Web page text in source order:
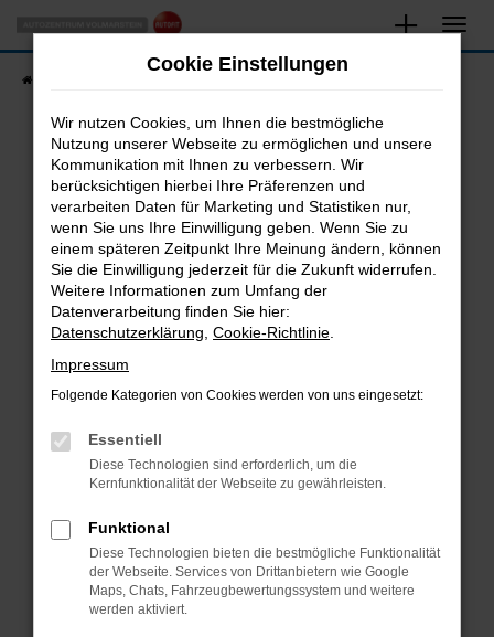
Zum
Hauptinhalt
springen
Fahrzeugsuche
Fehler: Network Error
Beim Laden ist ein Fehler aufgetreten.
Hier sind ein paar Tipps, die dir helfen können:
Überprüfe deine Firewall und deine
Internetverbindung.
Laden andere Webseiten, zum Beispiel deine
Suchmaschine?
Prüfe deine Browsererweiterungen.
können das Laden bestimmter Seiten
verhindern. Funktioniert die Seite in einem
anderen Browser oder in einem privaten
Starte dein Gerät neu.
Das kann manchmal helfen, vorübergehende
Probleme zu beheben.
Cookie Einstellungen
Wir nutzen Cookies, um Ihnen die bestmögliche
Nutzung unserer Webseite zu ermöglichen und unsere
Kommunikation mit Ihnen zu verbessern. Wir
berücksichtigen hierbei Ihre Präferenzen und
verarbeiten Daten für Marketing und Statistiken nur,
wenn Sie uns Ihre Einwilligung geben. Wenn Sie zu
einem späteren Zeitpunkt Ihre Meinung ändern, können
Sie die Einwilligung jederzeit für die Zukunft widerrufen.
Weitere Informationen zum Umfang der
Datenverarbeitung finden Sie hier:
Datenschutzerklärung Cookie-Richtlinie
Impressum
Folgende Kategorien von Cookies werden von uns eingesetzt:
Essentiell
Diese Technologien sind erforderlich, um die
Kernfunktionalität der Webseite zu gewährleisten.
Funktional
Diese Technologien bieten die bestmögliche Funktionalität
der Webseite. Services von Drittanbietern wie Google
Maps, Chats, Fahrzeugbewertungssystem und weitere
werden aktiviert.